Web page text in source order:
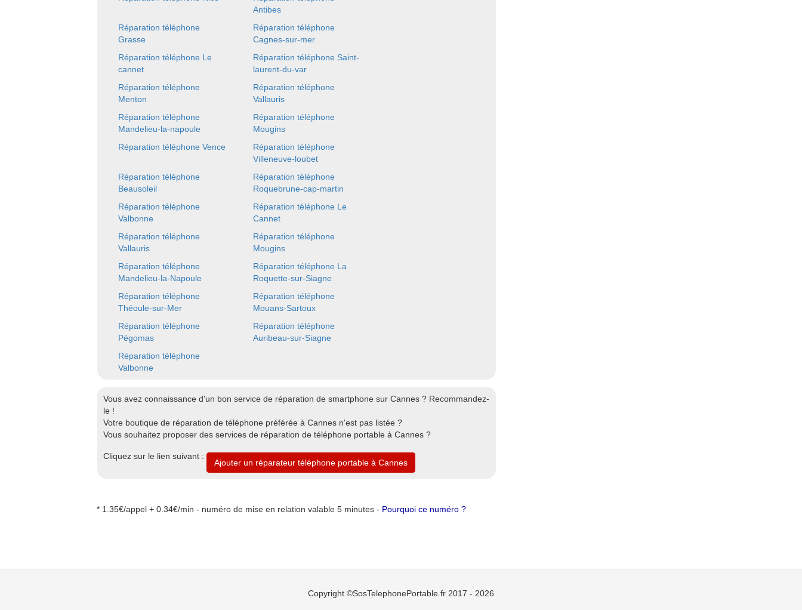
Antibes
Réparation téléphone
Grasse
Réparation téléphone
Cagnes-sur-mer
Réparation téléphone Le
cannet
Réparation téléphone Saint-
laurent-du-var
Réparation téléphone
Menton
Réparation téléphone
Vallauris
Réparation téléphone
Mandelieu-la-napoule
Réparation téléphone
Mougins
Réparation téléphone Vence
Réparation téléphone
Villeneuve-loubet
Réparation téléphone
Beausoleil
Réparation téléphone
Roquebrune-cap-martin
Réparation téléphone
Valbonne
Réparation téléphone Le
Cannet
Réparation téléphone
Vallauris
Réparation téléphone
Mougins
Réparation téléphone
Mandelieu-la-Napoule
Réparation téléphone La
Roquette-sur-Siagne
Réparation téléphone
Théoule-sur-Mer
Réparation téléphone
Mouans-Sartoux
Réparation téléphone
Pégomas
Réparation téléphone
Auribeau-sur-Siagne
Réparation téléphone
Valbonne
Vous avez connaissance d'un bon service de réparation de smartphone sur Cannes ? Recommandez-
le !
Votre boutique de réparation de téléphone préférée à Cannes n'est pas listée ?
Vous souhaitez proposer des services de réparation de téléphone portable à Cannes ?
Cliquez sur le lien suivant :
Ajouter un réparateur téléphone portable à Cannes
* 1.35€/appel + 0.34€/min - numéro de mise en relation valable 5 minutes - Pourquoi ce numéro ?
Copyright ©SosTelephonePortable.fr 2017 - 2026